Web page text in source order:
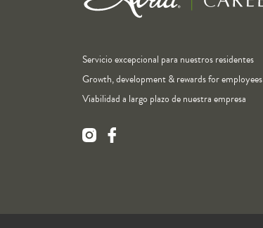
Servicio excepcional para nuestros residentes
Growth, development & rewards for employees
Viabilidad a largo plazo de nuestra empresa